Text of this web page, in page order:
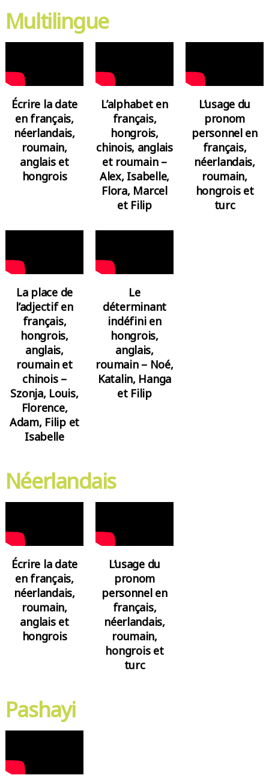
Multilingue
Écrire la date
en français,
néerlandais,
roumain,
anglais et
hongrois
L’alphabet en
français,
hongrois,
chinois, anglais
et roumain –
Alex, Isabelle,
Flora, Marcel
et Filip
L’usage du
pronom
personnel en
français,
néerlandais,
roumain,
hongrois et
turc
La place de
l’adjectif en
français,
hongrois,
anglais,
roumain et
chinois –
Szonja, Louis,
Florence,
Adam, Filip et
Isabelle
Le
déterminant
indéfini en
hongrois,
anglais,
roumain – Noé,
Katalin, Hanga
et Filip
Néerlandais
Écrire la date
en français,
néerlandais,
roumain,
anglais et
hongrois
L’usage du
pronom
personnel en
français,
néerlandais,
roumain,
hongrois et
turc
Pashayi